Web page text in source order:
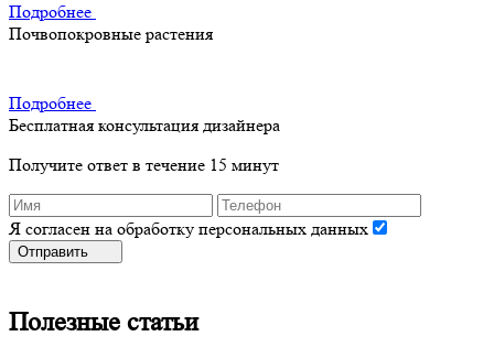
Подробнее
Почвопокровные растения
Подробнее
Бесплатная консультация дизайнера
Получите ответ в течение 15 минут
Я согласен на обработку персональных данных
Отправить
Полезные статьи